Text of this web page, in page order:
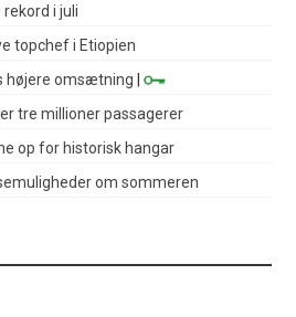
i juli
topchef i Etiopien
højere omsætning |
tre millioner passagerer
op for historisk hangar
om sommeren